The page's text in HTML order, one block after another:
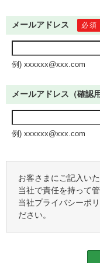
メールアドレス 必須
例) xxxxxx@xxx.com
メールアドレス（確認用
例) xxxxxx@xxx.com
お客さまにご記入い
当社で責任を持って
当社プライバシーポ
ださい。